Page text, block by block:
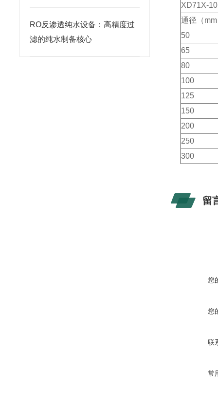
RO反渗透纯水设备：高精度过
滤的纯水制备核心
XD71X-10
通径（
50
65
80
100
125
150
200
250
300
留
您
您
联
常